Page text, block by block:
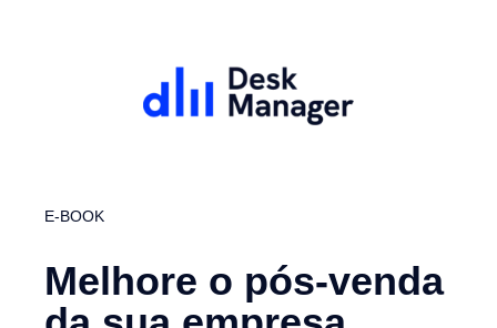
E-BOOK
Melhore o pós-venda